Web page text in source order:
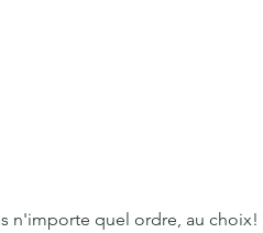
n'importe quel ordre, au choix!